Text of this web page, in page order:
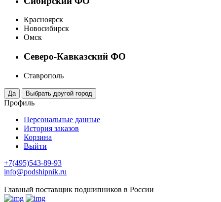
Красноярск
Новосибирск
Омск
Северо-Кавказский ФО
Ставрополь
Профиль
Персональные данные
История заказов
Корзина
Выйти
+7(495)543-89-93
info@podshipnik.ru
Главный поставщик подшипников в России